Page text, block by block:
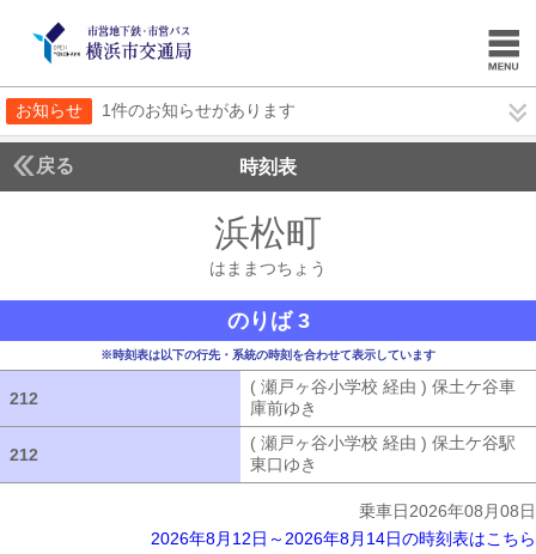
お知らせ 1件のお知らせがあります
戻る 時刻表
浜松町
はままつちょう
のりば 3
※時刻表は以下の行先・系統の時刻を合わせて表示しています
212
( 瀬戸ヶ谷小学校 経由 ) 保土ケ谷車
庫前ゆき
212
( 瀬戸ヶ谷小学校 経由 ) 保土ケ谷駅
東口ゆき
乗車日2026年08月08日
2026年8月12日～2026年8月14日の時刻表はこちら